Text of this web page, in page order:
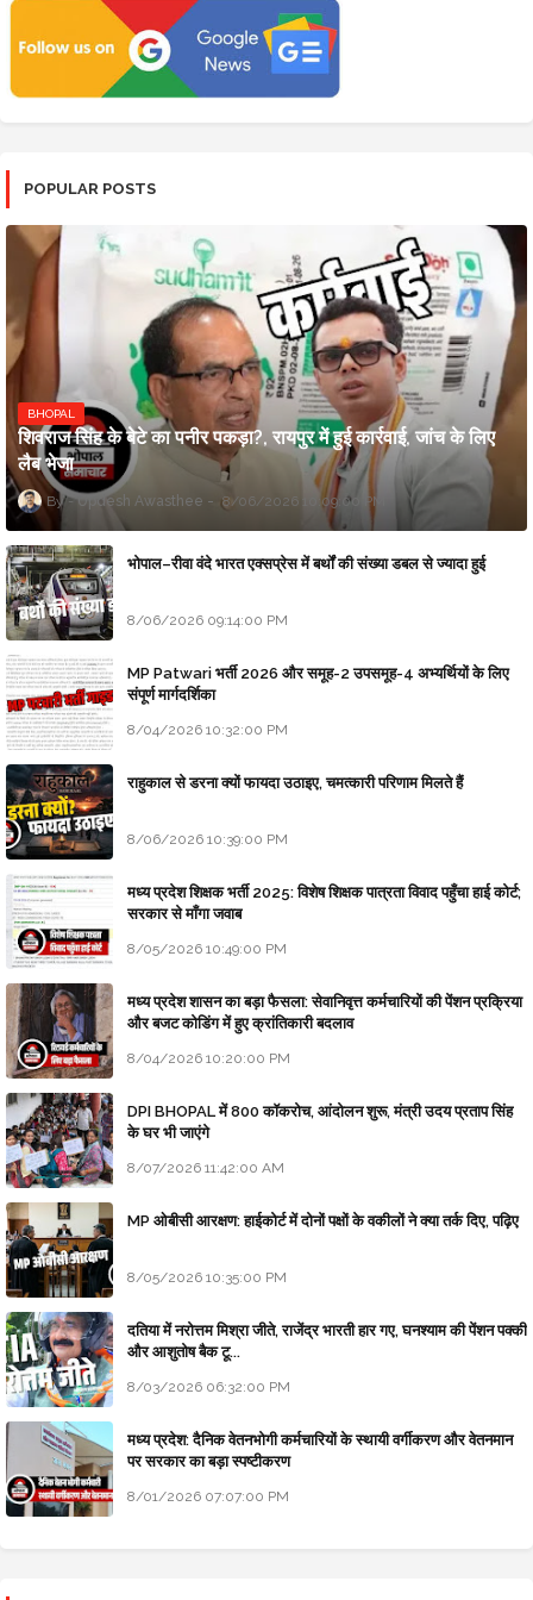
POPULAR POSTS
BHOPAL
शिवराज सिंह के बेटे का पनीर पकड़ा?, रायपुर में हुई कार्रवाई, जांच के लिए
लैब भेजा
Updesh Awasthee 8/06/2026 10:09:00 PM
भोपाल–रीवा वंदे भारत एक्सप्रेस में बर्थों की संख्या डबल से ज्यादा हुई
8/06/2026 09:14:00 PM
MP Patwari भर्ती 2026 और समूह-2 उपसमूह-4 अभ्यर्थियों के लिए
संपूर्ण मार्गदर्शिका
8/04/2026 10:32:00 PM
राहुकाल से डरना क्यों फायदा उठाइए, चमत्कारी परिणाम मिलते हैं
8/06/2026 10:39:00 PM
मध्य प्रदेश शिक्षक भर्ती 2025: विशेष शिक्षक पात्रता विवाद पहुँचा हाई कोर्ट;
सरकार से माँगा जवाब
8/05/2026 10:49:00 PM
मध्य प्रदेश शासन का बड़ा फैसला: सेवानिवृत्त कर्मचारियों की पेंशन प्रक्रिया
और बजट कोडिंग में हुए क्रांतिकारी बदलाव
8/04/2026 10:20:00 PM
DPI BHOPAL में 800 कॉकरोच, आंदोलन शुरू, मंत्री उदय प्रताप सिंह
के घर भी जाएंगे
8/07/2026 11:42:00 AM
MP ओबीसी आरक्षण: हाईकोर्ट में दोनों पक्षों के वकीलों ने क्या तर्क दिए, पढ़िए
8/05/2026 10:35:00 PM
दतिया में नरोत्तम मिश्रा जीते, राजेंद्र भारती हार गए, घनश्याम की पेंशन पक्की
और आशुतोष बैक टू...
8/03/2026 06:32:00 PM
मध्य प्रदेश: दैनिक वेतनभोगी कर्मचारियों के स्थायी वर्गीकरण और वेतनमान
पर सरकार का बड़ा स्पष्टीकरण
8/01/2026 07:07:00 PM